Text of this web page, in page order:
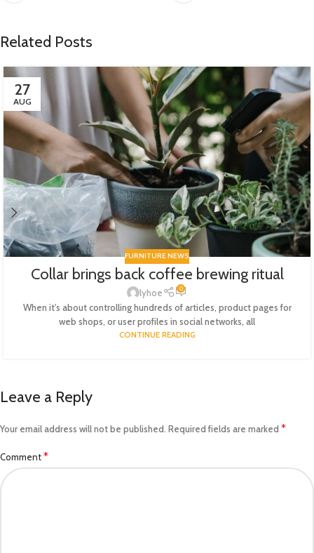
Related Posts
27
AUG
FURNITURE NEWS
Collar brings back coffee brewing ritual
lyhoe 0
When it's about controlling hundreds of articles, product pages for
web shops, or user profiles in social networks, all
CONTINUE READING
Leave a Reply
Your email address will not be published. Required fields are marked *
Comment*